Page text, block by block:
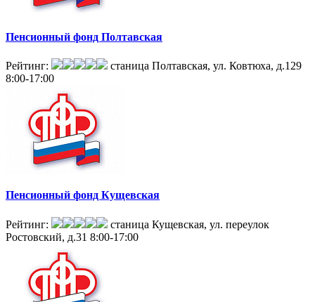
Пенсионный фонд Полтавская
Рейтинг:
станица Полтавская, ул. Ковтюха, д.129
8:00-17:00
Пенсионный фонд Кущевская
Рейтинг:
станица Кущевская, ул. переулок
Ростовский, д.31 8:00-17:00